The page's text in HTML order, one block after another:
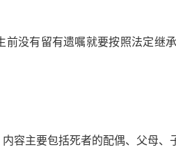
没有留有遗嘱就要按照法定继
容主要包括死者的配偶、父母、